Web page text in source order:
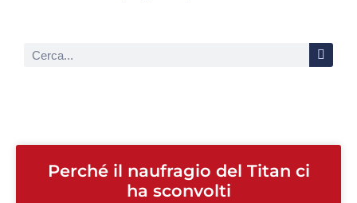
Perché il naufragio del Titan ci
ha sconvolti